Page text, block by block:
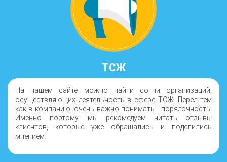
ТСЖ
На нашем сайте можно найти сотни организаций,
осуществляющих деятельность в сфере ТСЖ. Перед тем
как в компанию, очень важно понимать - порядочность.
Именно поэтому, мы рекомедуем читать отзывы
клиентов, которые уже обращались и поделились
мнением.